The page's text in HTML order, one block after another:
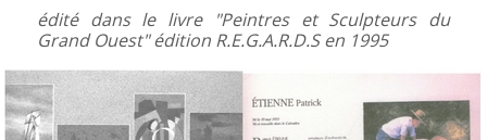
édité dans le livre "Peintres et Sculpteurs du
Grand Ouest" édition R.E.G.A.R.D.S en 1995